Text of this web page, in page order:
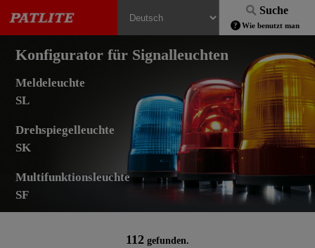
Suche
Wie benutzt man
Konfigurator für Signalleuchten
Meldeleuchte
SL
Drehspiegelleuchte
SK
Multifunktionsleuchte
SF
112 gefunden.